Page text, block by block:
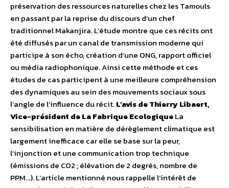
préservation des ressources naturelles chez les Tamouls
en passant par la reprise du discours d’un chef
traditionnel Makanjira. L’étude montre que ces récits ont
été diffusés par un canal de transmission moderne qui
participe à son écho, création d’une ONG, rapport officiel
ou média radiophonique. Ainsi cette méthode et ces
études de cas participent à une meilleure compréhension
des dynamiques au sein des mouvements sociaux sous
l’angle de l’influence du récit.L’avis de Thierry Libaert,
Vice-président de La Fabrique EcologiqueLa
sensibilisation en matière de dérèglement climatique est
largement inefficace car elle se base sur la peur,
l’injonction et une communication trop technique
(émissions de CO2 ; élévation de 2 degrés, nombre de
PPM…). L’article mentionné nous rappelle l’intérêt de